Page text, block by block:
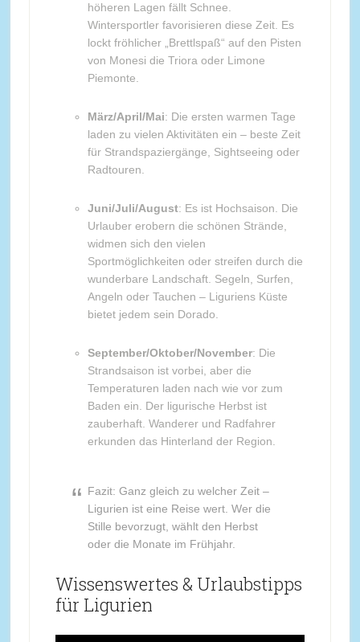
höheren Lagen fällt Schnee.
Wintersportler favorisieren diese Zeit. Es
lockt fröhlicher „Brettlspaß“ auf den Pisten
von Monesi die Triora oder Limone
Piemonte.
März/April/Mai: Die ersten warmen Tage
laden zu vielen Aktivitäten ein – beste Zeit
für Strandspaziergänge, Sightseeing oder
Radtouren.
Juni/Juli/August: Es ist Hochsaison. Die
Urlauber erobern die schönen Strände,
widmen sich den vielen
Sportmöglichkeiten oder streifen durch die
wunderbare Landschaft. Segeln, Surfen,
Angeln oder Tauchen – Liguriens Küste
bietet jedem sein Dorado.
September/Oktober/November: Die
Strandsaison ist vorbei, aber die
Temperaturen laden nach wie vor zum
Baden ein. Der ligurische Herbst ist
zauberhaft. Wanderer und Radfahrer
erkunden das Hinterland der Region.
Fazit: Ganz gleich zu welcher Zeit –
Ligurien ist eine Reise wert. Wer die
Stille bevorzugt, wählt den Herbst
oder die Monate im Frühjahr.
Wissenswertes & Urlaubstipps
für Ligurien